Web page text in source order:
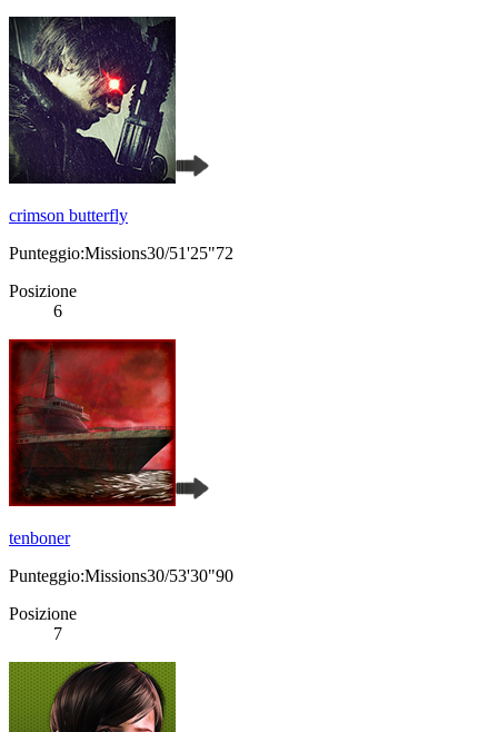
crimson butterfly
Punteggio:Missions30/51'25"72
Posizione
6
tenboner
Punteggio:Missions30/53'30"90
Posizione
7